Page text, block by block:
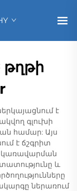
թղթի
է
գլուխի
համար: Այս
է ճշգրիտ
կառավարման
և
ներառում